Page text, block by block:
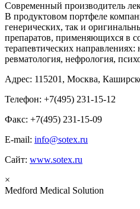
Современный производитель
В продуктовом портфеле
генерических, так и
препаратов, применяющихся в
терапевтических направлениях:
ревматология, нефрология,
Адрес: 115201, Москва,
Телефон: +7(495) 231-15-12
Факс: +7(495) 231-15-09
E-mail: info@sotex.ru
Сайт: www.sotex.ru
×
Medford Medical Solution